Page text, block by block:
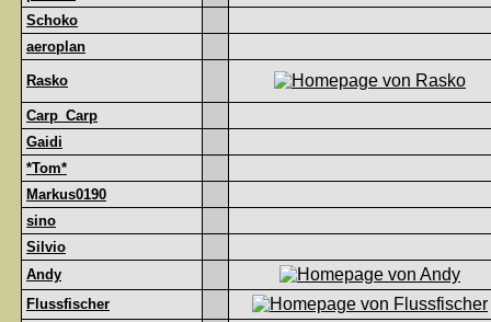
Schoko
aeroplan
Rasko
Carp_Carp
Gaidi
*Tom*
Markus0190
sino
Silvio
Andy
Flussfischer